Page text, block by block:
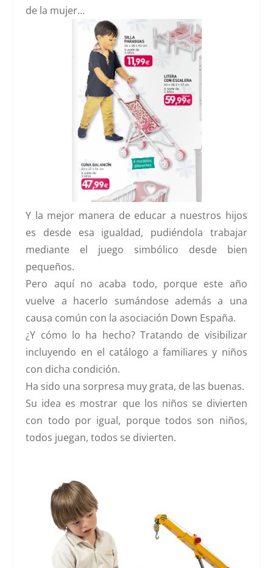
de la mujer…
Y la mejor manera de educar a nuestros hijos
es desde esa igualdad, pudiéndola trabajar
mediante el juego simbólico desde bien
pequeños.
Pero aquí no acaba todo, porque este año
vuelve a hacerlo sumándose además a una
causa común con la asociación Down España.
¿Y cómo lo ha hecho? Tratando de visibilizar
incluyendo en el catálogo a familiares y niños
con dicha condición.
Ha sido una sorpresa muy grata, de las buenas.
Su idea es mostrar que los niños se divierten
con todo por igual, porque todos son niños,
todos juegan, todos se divierten.